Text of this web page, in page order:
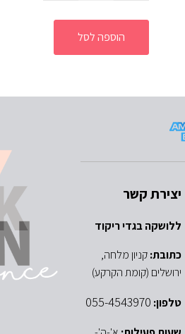
הוספה לסל
יצירת קשר
ללושקה בגדי ריקוד
כתובת:קניון מלחה,
ירושלים (קומת הקרקע)
טלפון: 055-4543970